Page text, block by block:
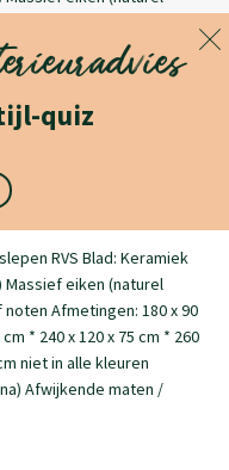
cm * 240 x 120 x 75 cm * 260
/
quiz
RVS Blad: Keramiek
Massief eiken (naturel
Afmetingen: 180 x 90
* 240 x 120 x 75 cm * 260
niet in alle kleuren
Afwijkende maten /